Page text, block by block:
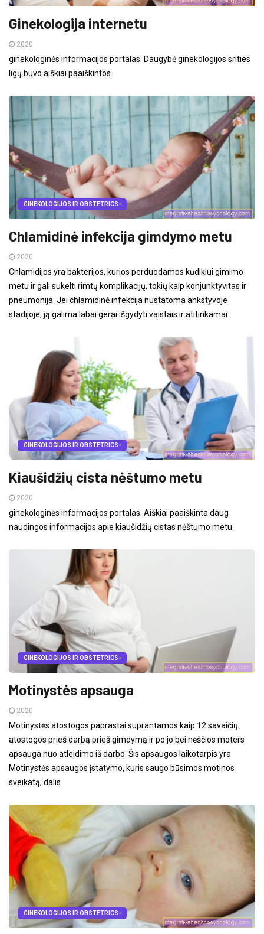
Ginekologija internetu
2020
ginekologinės informacijos portalas. Daugybė ginekologijos srities
ligų buvo aiškiai paaiškintos.
GINEKOLOGIJOS IR OBSTETRICS-
Chlamidinė infekcija gimdymo metu
2020
Chlamidijos yra bakterijos, kurios perduodamos kūdikiui gimimo
metu ir gali sukelti rimtų komplikacijų, tokių kaip konjunktyvitas ir
pneumonija. Jei chlamidinė infekcija nustatoma ankstyvoje
stadijoje, ją galima labai gerai išgydyti vaistais ir atitinkamai
GINEKOLOGIJOS IR OBSTETRICS-
Kiaušidžių cista nėštumo metu
2020
ginekologinės informacijos portalas. Aiškiai paaiškinta daug
naudingos informacijos apie kiaušidžių cistas nėštumo metu.
GINEKOLOGIJOS IR OBSTETRICS-
Motinystės apsauga
2020
Motinystės atostogos paprastai suprantamos kaip 12 savaičių
atostogos prieš darbą prieš gimdymą ir po jo bei nėščios moters
apsauga nuo atleidimo iš darbo. Šis apsaugos laikotarpis yra
Motinystės apsaugos įstatymo, kuris saugo būsimos motinos
sveikatą, dalis
GINEKOLOGIJOS IR OBSTETRICS-